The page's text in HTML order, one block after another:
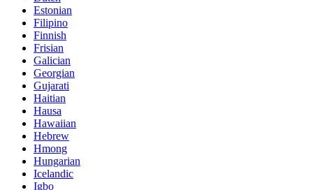
Estonian
Filipino
Finnish
Frisian
Galician
Georgian
Gujarati
Haitian
Hausa
Hawaiian
Hebrew
Hmong
Hungarian
Icelandic
Igbo